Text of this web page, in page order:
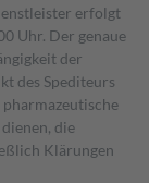
erfolgt
Uhr. Der genaue
der
des Spediteurs
die
Klärungen